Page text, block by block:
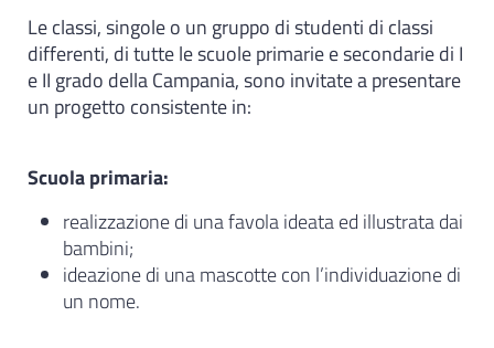
Le classi, singole o un gruppo di studenti di classi
differenti, di tutte le scuole primarie e secondarie di I
e II grado della Campania, sono invitate a presentare
un progetto consistente in:
Scuola primaria:
realizzazione di una favola ideata ed illustrata dai
bambini;
ideazione di una mascotte con l’individuazione di
un nome.